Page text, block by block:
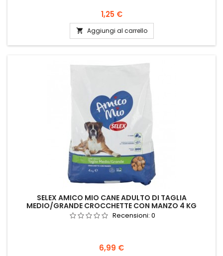
Prezzo
1,25 €
 Aggiungi al carrello
SELEX AMICO MIO CANE ADULTO DI TAGLIA
MEDIO/GRANDE CROCCHETTE CON MANZO 4 KG
Recensioni: 0
Prezzo
6,99 €